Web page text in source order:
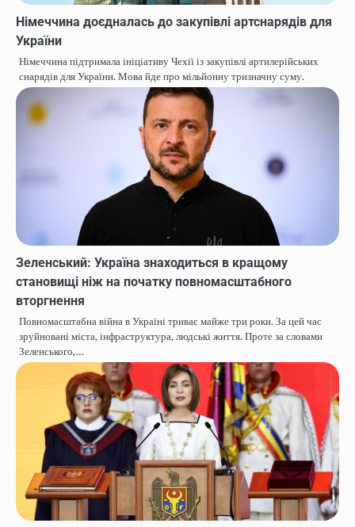
Німеччина доєдналась до закупівлі артснарядів для
України
Німеччина підтримала ініціативу Чехії із закупівлі артилерійських
снарядів для України. Мова йде про мільйонну тризначну суму.
Зеленський: Україна знаходиться в кращому
становищі ніж на початку повномасштабного
вторгнення
Повномасштабна війна в Україні триває майже три роки. За цей час
зруйновані міста, інфраструктура, людські життя. Проте за словами
Зеленського,…